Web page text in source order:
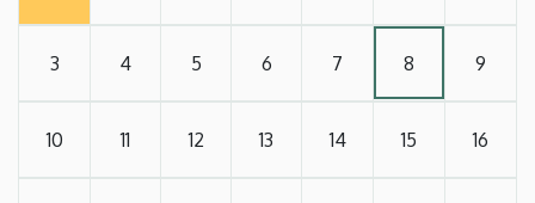
3 4 5 6 7 8 9
10 11 12 13 14 15 16